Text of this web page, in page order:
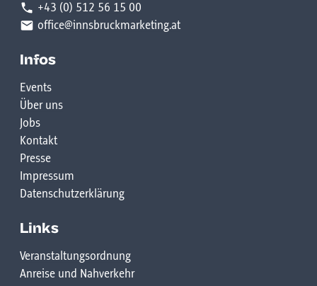
Innsbruck
Stadtteiltreff statt.
+43 (0) 512 56 15 00
office@innsbruckmarketing.at
Infos
Events
Über uns
Jobs
Kontakt
Presse
Impressum
Datenschutzerklärung
Links
Veranstaltungsordnung
Anreise und Nahverkehr